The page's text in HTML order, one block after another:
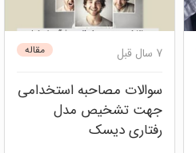
دیسک مصاحبه و استخدام
مدیریت استعداد منابع انسانی
پنل ارزیابی سازمانی و گروهی
مقاله 7 سال قبل
سوالات مصاحبه استخدامی
جهت تشخیص مدل
رفتاری دیسک